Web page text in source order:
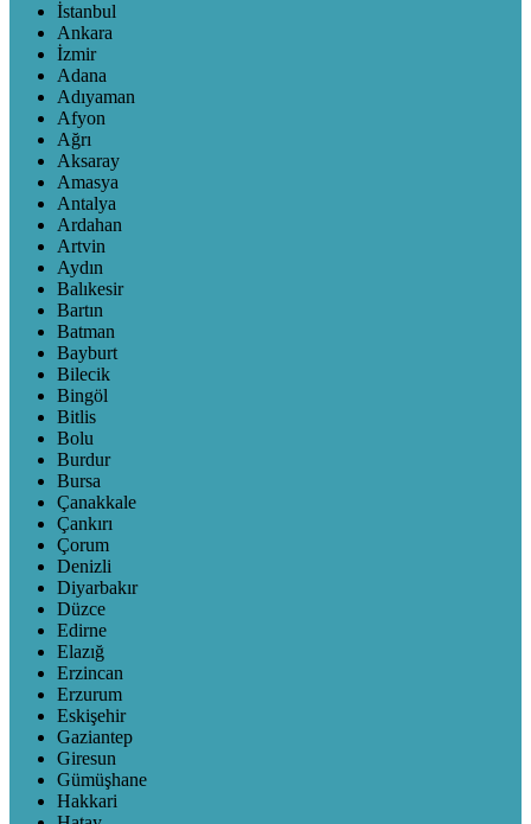
İstanbul
Ankara
İzmir
Adana
Adıyaman
Afyon
Ağrı
Aksaray
Amasya
Antalya
Ardahan
Artvin
Aydın
Balıkesir
Bartın
Batman
Bayburt
Bilecik
Bingöl
Bitlis
Bolu
Burdur
Bursa
Çanakkale
Çankırı
Çorum
Denizli
Diyarbakır
Düzce
Edirne
Elazığ
Erzincan
Erzurum
Eskişehir
Gaziantep
Giresun
Gümüşhane
Hakkari